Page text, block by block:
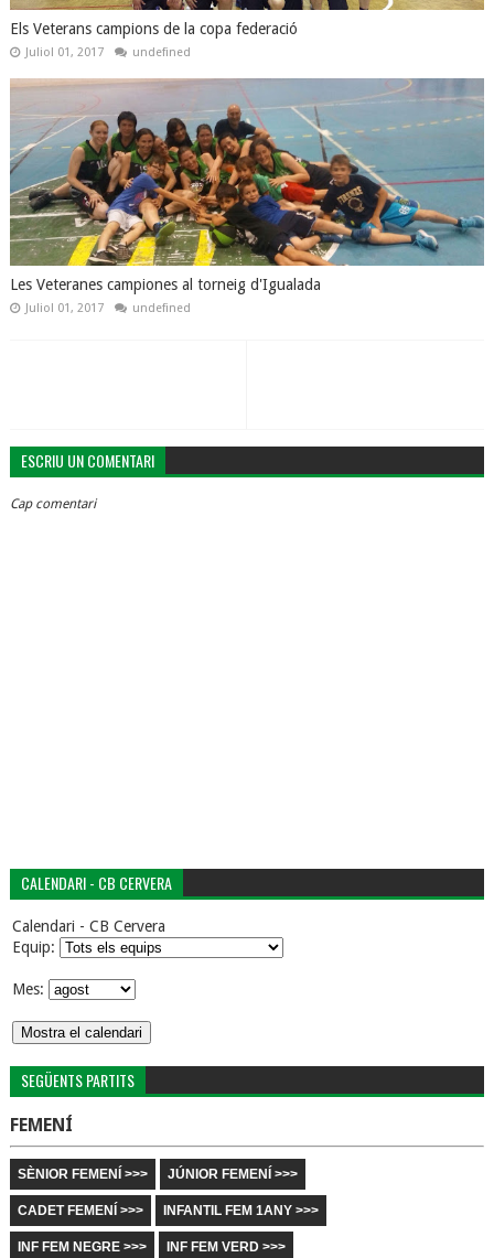
Els Veterans campions de la copa federació
Juliol 01, 2017 undefined
Les Veteranes campiones al torneig d'Igualada
Juliol 01, 2017 undefined
ESCRIU UN COMENTARI
Cap comentari
CALENDARI - CB CERVERA
Calendari - CB Cervera
Equip:
Mes:
SEGÜENTS PARTITS
FEMENÍ
SÈNIOR FEMENÍ >>> JÚNIOR FEMENÍ >>>
CADET FEMENÍ >>> INFANTIL FEM 1ANY >>>
INF FEM NEGRE >>> INF FEM VERD >>>